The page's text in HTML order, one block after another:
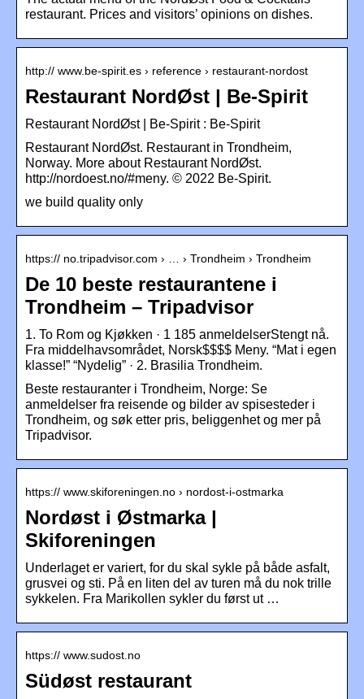
restaurant. Prices and visitors’ opinions on dishes.
http:// www.be-spirit.es › reference › restaurant-nordost
Restaurant NordØst | Be-Spirit
Restaurant NordØst | Be-Spirit : Be-Spirit
Restaurant NordØst. Restaurant in Trondheim,
Norway. More about Restaurant NordØst.
http://nordoest.no/#meny. © 2022 Be-Spirit.
we build quality only
https:// no.tripadvisor.com › … › Trondheim › Trondheim
De 10 beste restaurantene i
Trondheim – Tripadvisor
1. To Rom og Kjøkken · 1 185 anmeldelserStengt nå.
Fra middelhavsområdet, Norsk$$$$ Meny. “Mat i egen
klasse!” “Nydelig” · 2. Brasilia Trondheim.
Beste restauranter i Trondheim, Norge: Se
anmeldelser fra reisende og bilder av spisesteder i
Trondheim, og søk etter pris, beliggenhet og mer på
Tripadvisor.
https:// www.skiforeningen.no › nordost-i-ostmarka
Nordøst i Østmarka |
Skiforeningen
Underlaget er variert, for du skal sykle på både asfalt,
grusvei og sti. På en liten del av turen må du nok trille
sykkelen. Fra Marikollen sykler du først ut …
https:// www.sudost.no
Südøst restaurant